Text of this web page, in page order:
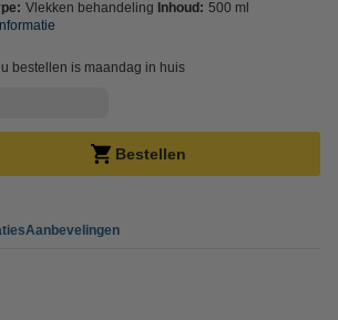
Vlekken behandeling Inhoud: 500 ml
bestellen is maandag in huis
Bestellen
Aanbevelingen